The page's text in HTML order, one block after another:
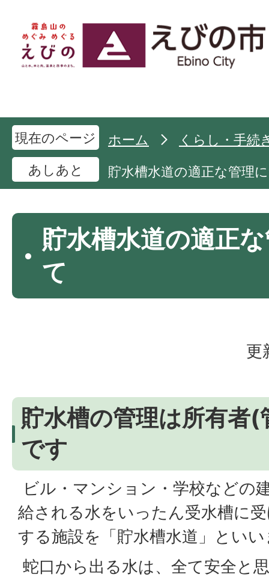
現在のページ ホーム
くらし・手続
あしあと
貯水槽水道の適正な管理
貯水槽水道の適正
て
更
貯水槽の管理は所有者
です
ビル・マンション・学校などの
給される水をいったん受水槽に
する施設を「貯水槽水道」とい
蛇口から出る水は、全て安全と